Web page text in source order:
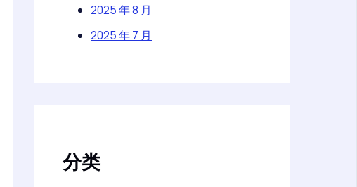
2025 年 8 月
2025 年 7 月
分类